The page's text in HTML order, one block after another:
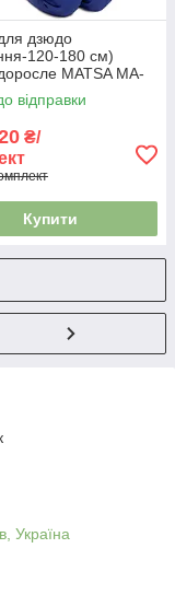
дзюдо
120-180 см)
MATSA MA-
відправки
₴/
Купити
Україна